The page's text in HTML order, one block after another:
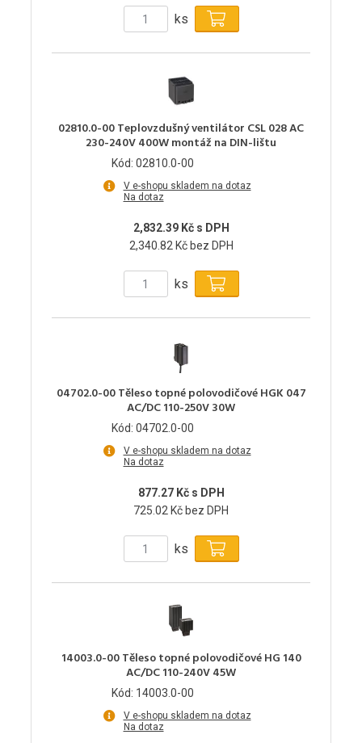
ks
02810.0-00 Teplovzdušný ventilátor CSL 028 AC
230-240V 400W montáž na DIN-lištu
Kód: 02810.0-00
V e-shopu skladem na dotaz
Na dotaz
2,832.39 Kč s DPH
2,340.82 Kč bez DPH
ks
04702.0-00 Těleso topné polovodičové HGK 047
AC/DC 110-250V 30W
Kód: 04702.0-00
V e-shopu skladem na dotaz
Na dotaz
877.27 Kč s DPH
725.02 Kč bez DPH
ks
14003.0-00 Těleso topné polovodičové HG 140
AC/DC 110-240V 45W
Kód: 14003.0-00
V e-shopu skladem na dotaz
Na dotaz